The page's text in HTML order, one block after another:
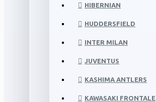
HIBERNIAN
HUDDERSFIELD
INTER MILAN
JUVENTUS
KASHIMA ANTLERS
KAWASAKI FRONTALE